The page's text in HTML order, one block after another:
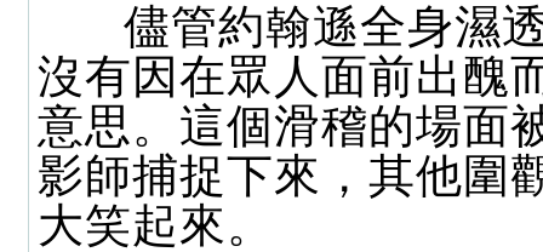
儘管約翰遜全身濕
沒有因在眾人面前出醜
意思。這個滑稽的場面
影師捕捉下來，其他圍
大笑起來。